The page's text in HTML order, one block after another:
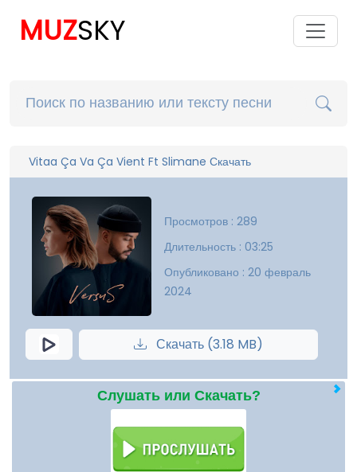
MUZSKY
Vitaa Ça Va Ça Vient Ft Slimane Скачать
Просмотров : 289
Длительность : 03:25
Опубликовано : 20 февраль
2024
Скачать (3.18 MB)
Слушать или Скачать?